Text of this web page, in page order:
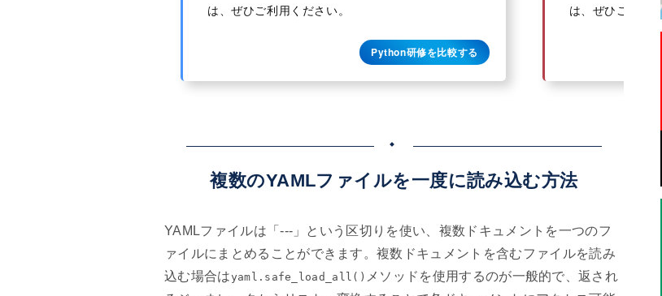
は、ぜひご利用ください。
Python研修を比較する
は、ぜひご利用
複数のYAMLファイルを一度に読み込む方法
YAMLファイルは「---」という区切りを使い、複数ドキュメントを一つのフ
ァイルにまとめることができます。複数ドキュメントを含むファイルを読み
込む場合はyaml.safe_load_all() メソッドを使用するのが一般的で、返され